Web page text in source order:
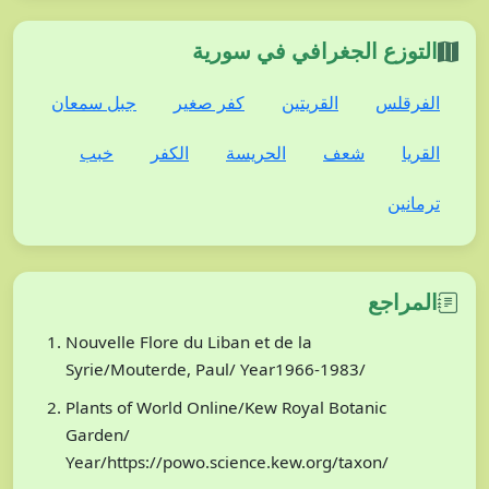
التوزع الجغرافي في سورية
الفرقلس القريتين كفر صغير جبل سمعان
القريا شعف الحريسة الكفر خبب
ترمانين
المراجع
Nouvelle Flore du Liban et de la
Syrie/Mouterde, Paul/ Year1966-1983/
Plants of World Online/Kew Royal Botanic
Garden/
Year/https://powo.science.kew.org/taxon/